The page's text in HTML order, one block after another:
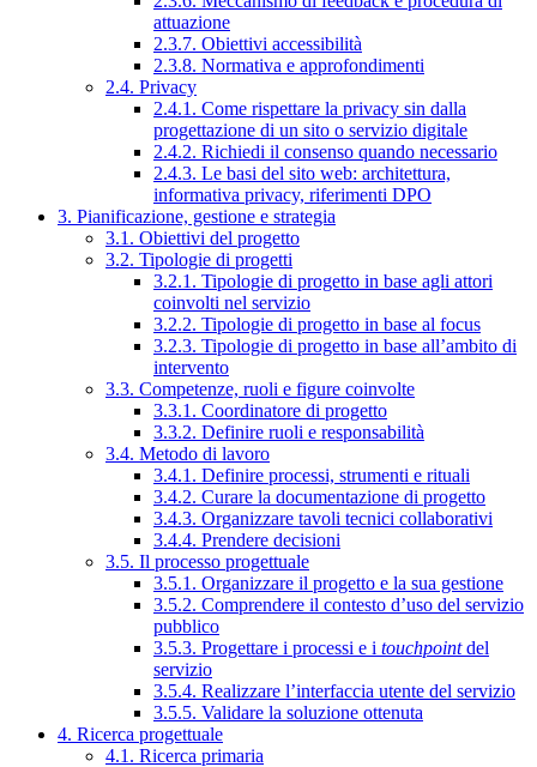
attuazione
2.3.7. Obiettivi accessibilità
2.3.8. Normativa e approfondimenti
2.4. Privacy
2.4.1. Come rispettare la privacy sin dalla
progettazione di un sito o servizio digitale
2.4.2. Richiedi il consenso quando necessario
2.4.3. Le basi del sito web: architettura,
informativa privacy, riferimenti DPO
3. Pianificazione, gestione e strategia
3.1. Obiettivi del progetto
3.2. Tipologie di progetti
3.2.1. Tipologie di progetto in base agli attori
coinvolti nel servizio
3.2.2. Tipologie di progetto in base al focus
3.2.3. Tipologie di progetto in base all’ambito di
intervento
3.3. Competenze, ruoli e figure coinvolte
3.3.1. Coordinatore di progetto
3.3.2. Definire ruoli e responsabilità
3.4. Metodo di lavoro
3.4.1. Definire processi, strumenti e rituali
3.4.2. Curare la documentazione di progetto
3.4.3. Organizzare tavoli tecnici collaborativi
3.4.4. Prendere decisioni
3.5. Il processo progettuale
3.5.1. Organizzare il progetto e la sua gestione
3.5.2. Comprendere il contesto d’uso del servizio
pubblico
3.5.3. Progettare i processi e i touchpointdel
servizio
3.5.4. Realizzare l’interfaccia utente del servizio
3.5.5. Validare la soluzione ottenuta
4. Ricerca progettuale
4.1. Ricerca primaria